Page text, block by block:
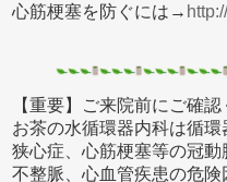
心筋梗塞を防ぐには→
【重要】ご来院前にご確認
お茶の水循環器内科は循
狭心症、心筋梗塞等の冠
不整脈、心血管疾患の危